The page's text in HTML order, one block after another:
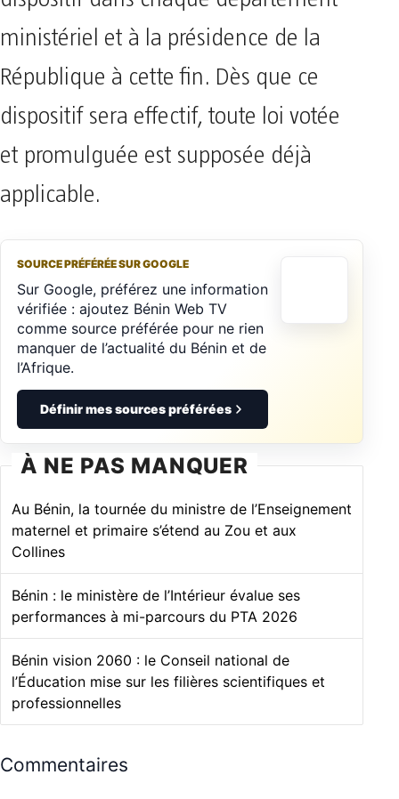
ministériel et à la présidence de la
République à cette fin. Dès que ce
dispositif sera effectif, toute loi votée
et promulguée est supposée déjà
applicable.
SOURCE PRÉFÉRÉE SUR GOOGLE
Sur Google, préférez une information
vérifiée : ajoutez Bénin Web TV
comme source préférée pour ne rien
manquer de l’actualité du Bénin et de
l’Afrique.
Définir mes sources préférées
À NE PAS MANQUER
Au Bénin, la tournée du ministre de l’Enseignement
maternel et primaire s’étend au Zou et aux
Collines
Bénin : le ministère de l’Intérieur évalue ses
performances à mi-parcours du PTA 2026
Bénin vision 2060 : le Conseil national de
l’Éducation mise sur les filières scientifiques et
professionnelles
Commentaires